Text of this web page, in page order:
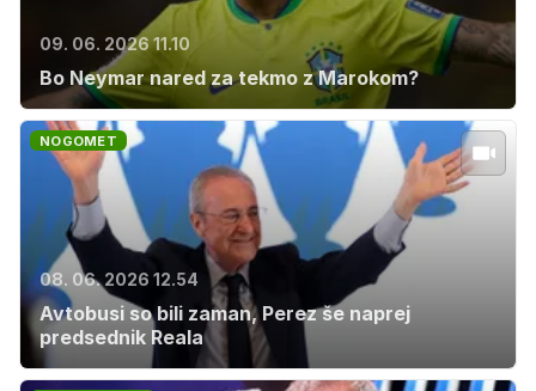
09. 06. 2026 11.10
Bo Neymar nared za tekmo z Marokom?
NOGOMET
08. 06. 2026 12.54
Avtobusi so bili zaman, Perez še naprej
predsednik Reala